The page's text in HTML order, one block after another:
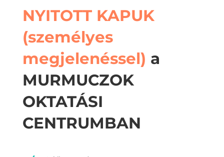
NYITOTT KAPUK
(személyes
megjelenéssel) a
MURMUCZOK
OKTATÁSI
CENTRUMBAN